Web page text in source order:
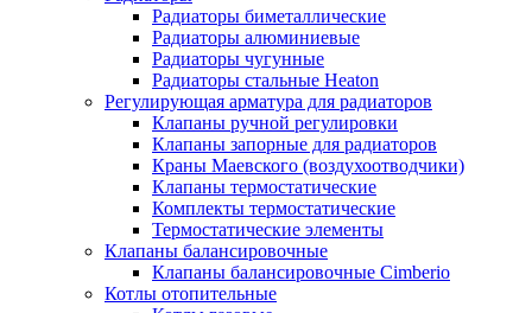
Радиаторы биметаллические
Радиаторы алюминиевые
Радиаторы чугунные
Радиаторы стальные Heaton
Регулирующая арматура для радиаторов
Клапаны ручной регулировки
Клапаны запорные для радиаторов
Краны Маевского (воздухоотводчики)
Клапаны термостатические
Комплекты термостатические
Термостатические элементы
Клапаны балансировочные
Клапаны балансировочные Cimberio
Котлы отопительные